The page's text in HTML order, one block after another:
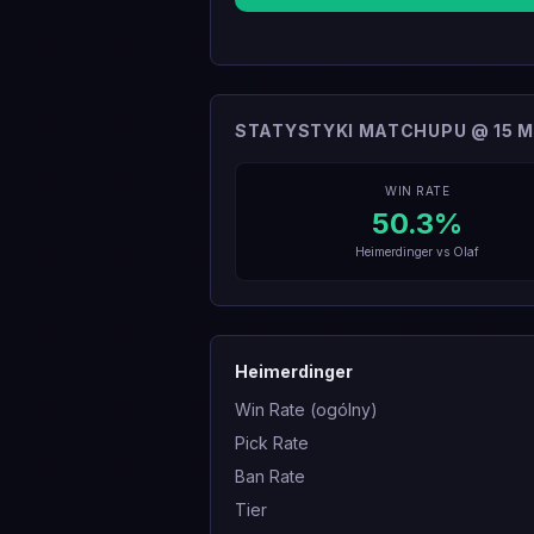
STATYSTYKI MATCHUPU @ 15
WIN RATE
50.3%
Heimerdinger vs Olaf
Heimerdinger
Win Rate (ogólny)
Pick Rate
Ban Rate
Tier